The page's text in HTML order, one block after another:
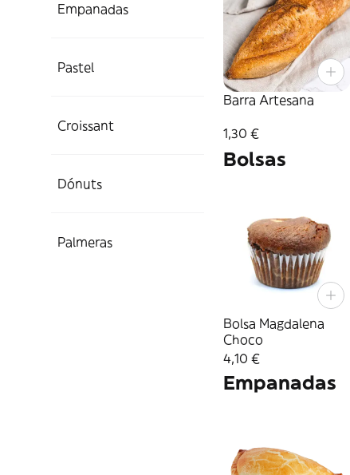
Empanadas
Pastel
Croissant
Dónuts
Palmeras
Barra Artesana
1,30 €
Bolsas
Bolsa Magdalena
Choco
4,10 €
Empanadas